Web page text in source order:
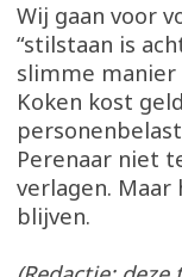
Wij gaan voor
“stilstaan is
slimme
Koken kost
Perenaar niet
verlagen.
blijven.